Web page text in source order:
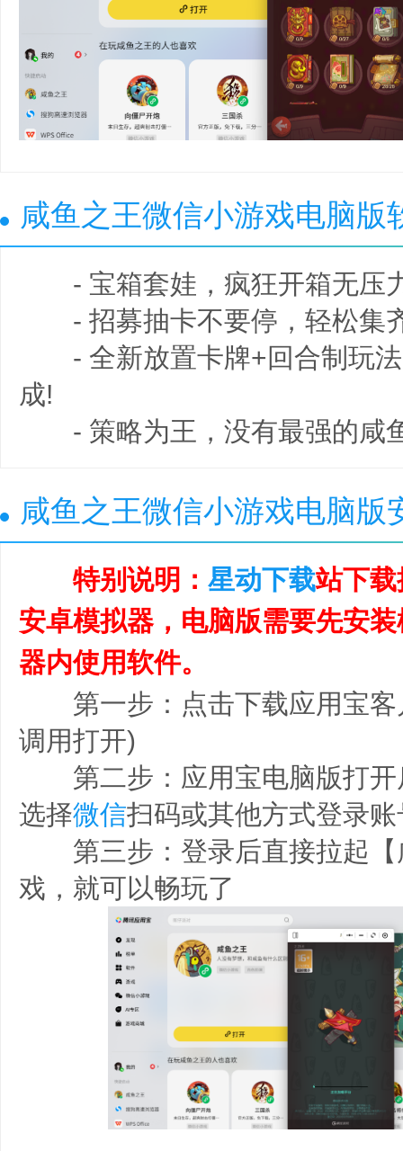
咸鱼之王微信小游戏电脑版
- 宝箱套娃，疯狂开箱无压
- 招募抽卡不要停，轻松集
- 全新放置卡牌+回合制玩法
成!
- 策略为王，没有最强的咸
咸鱼之王微信小游戏电脑版
特别说明： 星动下载站下
安卓模拟器，电脑版需要先安
器内使用软件。
第一步：点击下载应用宝客
调用打开)
第二步：应用宝电脑版打开
选择微信扫码或其他方式登录账
第三步：登录后直接拉起【
戏，就可以畅玩了